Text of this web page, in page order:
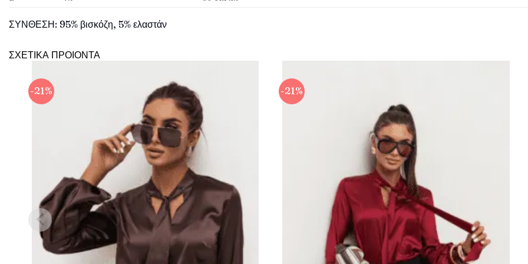
ΣΥΝΘΕΣΗ: 95% βισκόζη, 5% ελαστάν
ΣΧΕΤΙΚΑ ΠΡΟΙΟΝΤΑ
-21% -21%